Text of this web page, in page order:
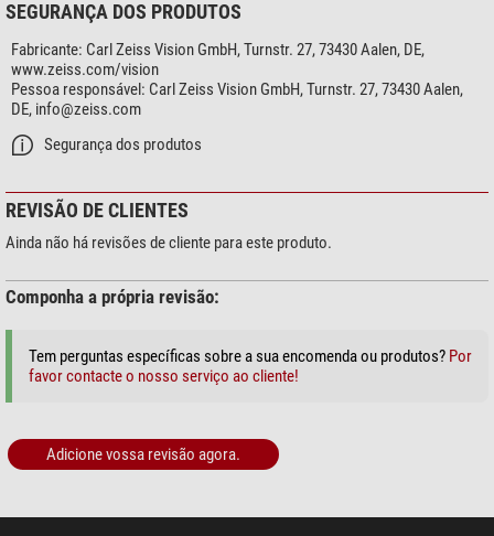
SEGURANÇA DOS PRODUTOS
Fabricante: Carl Zeiss Vision GmbH, Turnstr. 27, 73430 Aalen, DE,
www.zeiss.com/vision
Pessoa responsável: Carl Zeiss Vision GmbH, Turnstr. 27, 73430 Aalen,
DE, info@zeiss.com
Segurança dos produtos
REVISÃO DE CLIENTES
Ainda não há revisões de cliente para este produto.
Componha a própria revisão:
Tem perguntas específicas sobre a sua encomenda ou produtos? Por
favor contacte o nosso serviço ao cliente!
Adicione vossa revisão agora.